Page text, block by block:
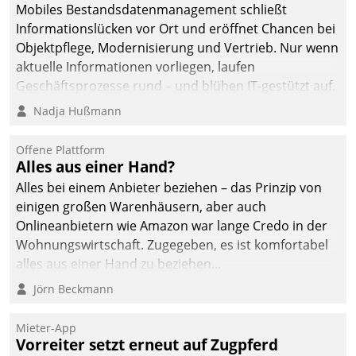
Mobiles Bestandsdatenmanagement schließt
Informationslücken vor Ort und eröffnet Chancen bei
Objektpflege, Modernisierung und Vertrieb. Nur wenn
aktuelle Informationen vorliegen, laufen
Geschäftsprozesse rund – und blühen IT-gestützt auf.
Nadja Hußmann
Offene Plattform
Alles aus einer Hand?
Alles bei einem Anbieter beziehen – das Prinzip von
einigen großen Warenhäusern, aber auch
Onlineanbietern wie Amazon war lange Credo in der
Wohnungswirtschaft. Zugegeben, es ist komfortabel
alles aus einer Hand zu beziehen...
Jörn Beckmann
Mieter-App
Vorreiter setzt erneut auf Zugpferd